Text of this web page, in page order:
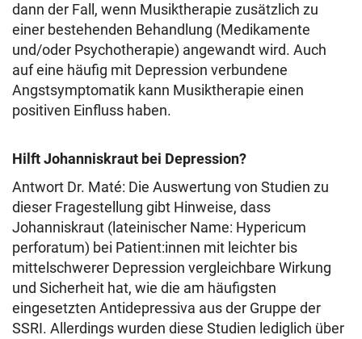
dann der Fall, wenn Musiktherapie zusätzlich zu
einer bestehenden Behandlung (Medikamente
und/oder Psychotherapie) angewandt wird. Auch
auf eine häufig mit Depression verbundene
Angstsymptomatik kann Musiktherapie einen
positiven Einfluss haben.
Hilft Johanniskraut bei Depression?
Antwort Dr. Maté: Die Auswertung von Studien zu
dieser Fragestellung gibt Hinweise, dass
Johanniskraut (lateinischer Name: Hypericum
perforatum) bei Patient:innen mit leichter bis
mittelschwerer Depression vergleichbare Wirkung
und Sicherheit hat, wie die am häufigsten
eingesetzten Antidepressiva aus der Gruppe der
SSRI. Allerdings wurden diese Studien lediglich über